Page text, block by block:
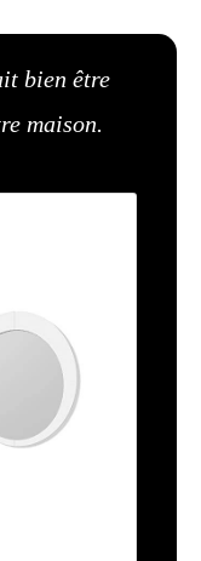
bien être
maison.